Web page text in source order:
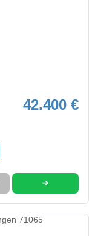
42.400 €
➜